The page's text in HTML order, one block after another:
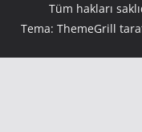
Tüm hakları
Tema: ThemeGrill